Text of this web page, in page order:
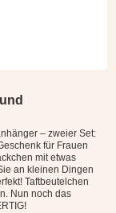
– zweier Set:
für Frauen
mit etwas
an kleinen Dingen
Taftbeutelchen
Nun noch das